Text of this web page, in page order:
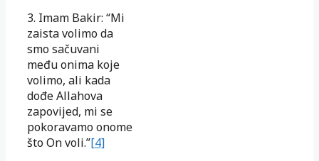
3. Imam Bakir: “Mi
zaista volimo da
smo sačuvani
među onima koje
volimo, ali kada
dođe Allahova
zapovijed, mi se
pokoravamo onome
što On voli.”[4]